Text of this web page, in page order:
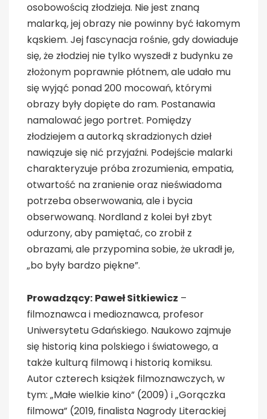
osobowością złodzieja. Nie jest znaną
malarką, jej obrazy nie powinny być łakomym
kąskiem. Jej fascynacja rośnie, gdy dowiaduje
się, że złodziej nie tylko wyszedł z budynku ze
złożonym poprawnie płótnem, ale udało mu
się wyjąć ponad 200 mocowań, którymi
obrazy były dopięte do ram. Postanawia
namalować jego portret. Pomiędzy
złodziejem a autorką skradzionych dzieł
nawiązuje się nić przyjaźni. Podejście malarki
charakteryzuje próba zrozumienia, empatia,
otwartość na zranienie oraz nieświadoma
potrzeba obserwowania, ale i bycia
obserwowaną. Nordland z kolei był zbyt
odurzony, aby pamiętać, co zrobił z
obrazami, ale przypomina sobie, że ukradł je,
„bo były bardzo piękne”.
Prowadzący: Paweł Sitkiewicz –
filmoznawca i medioznawca, profesor
Uniwersytetu Gdańskiego. Naukowo zajmuje
się historią kina polskiego i światowego, a
także kulturą filmową i historią komiksu.
Autor czterech książek filmoznawczych, w
tym: „Małe wielkie kino” (2009) i „Gorączka
filmowa” (2019, finalista Nagrody Literackiej